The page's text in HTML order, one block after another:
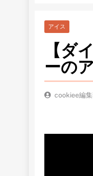
アイス
【ダ
ーの
cookiee編